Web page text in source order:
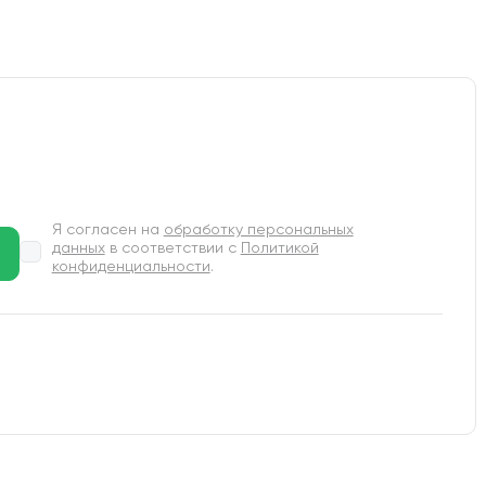
Я согласен на обработку персональных
данныхв соответствии с
Политикой
конфиденциальности.